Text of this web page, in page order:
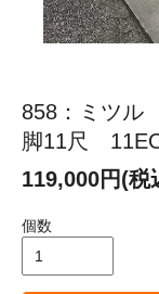
858：ミツル
脚11尺
119,000円(税
個数